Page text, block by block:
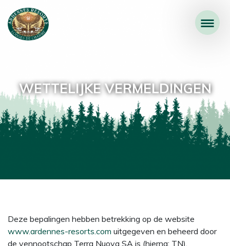
WETTELIJKE VERMELDINGEN
Deze bepalingen hebben betrekking op de website
www.ardennes-resorts.com uitgegeven en beheerd door
de vennootschap Terra Nuova SA is (hierna: TN),